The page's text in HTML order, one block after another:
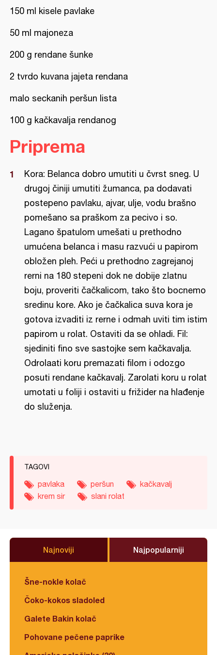
150 ml kisele pavlake
50 ml majoneza
200 g rendane šunke
2 tvrdo kuvana jajeta rendana
malo seckanih peršun lista
100 g kačkavalja rendanog
Priprema
Kora: Belanca dobro umutiti u čvrst sneg. U
drugoj činiji umutiti žumanca, pa dodavati
postepeno pavlaku, ajvar, ulje, vodu brašno
pomešano sa praškom za pecivo i so.
Lagano špatulom umešati u prethodno
umućena belanca i masu razvući u papirom
obložen pleh. Peći u prethodno zagrejanoj
rerni na 180 stepeni dok ne dobije zlatnu
boju, proveriti čačkalicom, tako što bocnemo
sredinu kore. Ako je čačkalica suva kora je
gotova izvaditi iz rerne i odmah uviti tim istim
papirom u rolat. Ostaviti da se ohladi. Fil:
sjediniti fino sve sastojke sem kačkavalja.
Odrolaati koru premazati filom i odozgo
posuti rendane kačkavalj. Zarolati koru u rolat
umotati u foliji i ostaviti u frižider na hlađenje
do služenja.
TAGOVI
pavlaka peršun
kačkavalj
krem sir
slani rolat
Najnoviji Najpopularniji
Šne-nokle kolač
Čoko-kokos sladoled
Galete Bakin kolač
Pohovane pečene paprike